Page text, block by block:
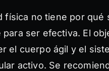
física no tiene por qué
para ser efectiva. El
el cuerpo ágil y el
activo. Se